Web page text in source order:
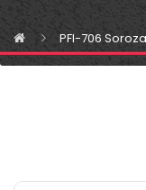
PFI-706